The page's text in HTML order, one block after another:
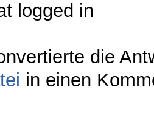
logged in
die
in einen